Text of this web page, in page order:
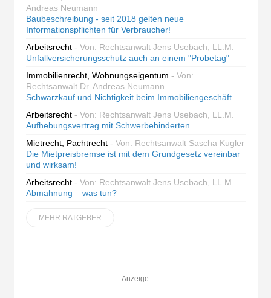
Andreas Neumann
Baubeschreibung - seit 2018 gelten neue
Informationspflichten für Verbraucher!
Arbeitsrecht - Von: Rechtsanwalt Jens Usebach, LL.M.
Unfallversicherungsschutz auch an einem "Probetag"
Immobilienrecht, Wohnungseigentum - Von:
Rechtsanwalt Dr. Andreas Neumann
Schwarzkauf und Nichtigkeit beim Immobiliengeschäft
Arbeitsrecht - Von: Rechtsanwalt Jens Usebach, LL.M.
Aufhebungsvertrag mit Schwerbehinderten
Mietrecht, Pachtrecht - Von: Rechtsanwalt Sascha Kugler
Die Mietpreisbremse ist mit dem Grundgesetz vereinbar
und wirksam!
Arbeitsrecht - Von: Rechtsanwalt Jens Usebach, LL.M.
Abmahnung – was tun?
MEHR RATGEBER
- Anzeige -